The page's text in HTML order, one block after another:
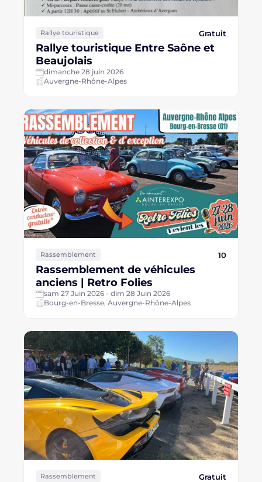
Rallye touristique Gratuit
Rallye touristique Entre Saône et
Beaujolais
dimanche 28 juin 2026
Auvergne-Rhône-Alpes
Rassemblement 10
Rassemblement de véhicules
anciens | Retro Folies
sam 27 Juin 2026 - dim 28 Juin 2026
Bourg-en-Bresse, Auvergne-Rhône-Alpes
Rassemblement Gratuit